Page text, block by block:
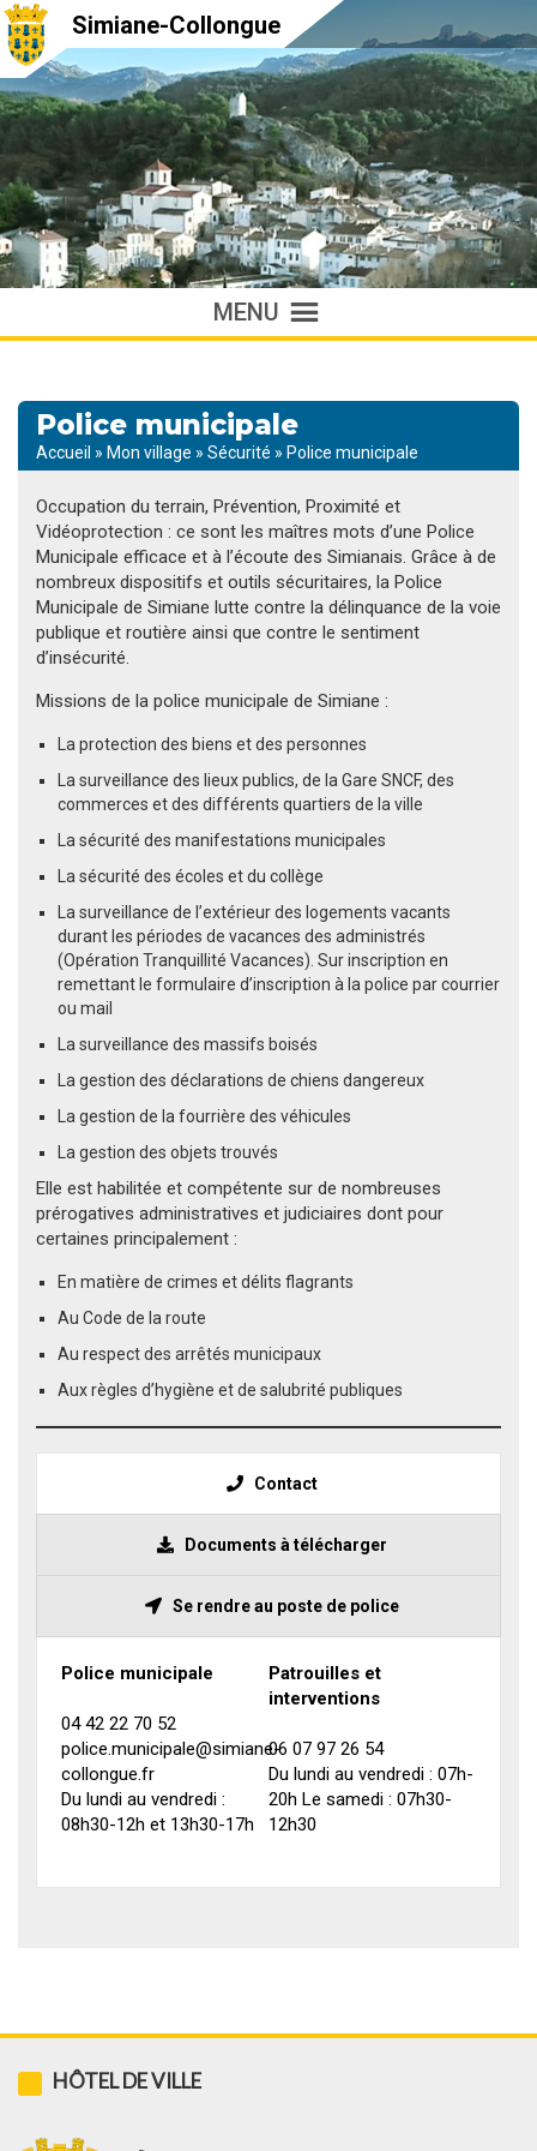
Simiane-Collongue
MENU
Police municipale
Accueil » Mon village » Sécurité » Police municipale
Occupation du terrain, Prévention, Proximité et
Vidéoprotection : ce sont les maîtres mots d’une Police
Municipale efficace et à l’écoute des Simianais. Grâce à de
nombreux dispositifs et outils sécuritaires, la Police
Municipale de Simiane lutte contre la délinquance de la voie
publique et routière ainsi que contre le sentiment
d’insécurité.
Missions de la police municipale de Simiane :
La protection des biens et des personnes
La surveillance des lieux publics, de la Gare SNCF, des
commerces et des différents quartiers de la ville
La sécurité des manifestations municipales
La sécurité des écoles et du collège
La surveillance de l’extérieur des logements vacants
durant les périodes de vacances des administrés
(Opération Tranquillité Vacances). Sur inscription en
remettant le formulaire d’inscription à la police par courrier
ou mail
La surveillance des massifs boisés
La gestion des déclarations de chiens dangereux
La gestion de la fourrière des véhicules
La gestion des objets trouvés
Elle est habilitée et compétente sur de nombreuses
prérogatives administratives et judiciaires dont pour
certaines principalement :
En matière de crimes et délits flagrants
Au Code de la route
Au respect des arrêtés municipaux
Aux règles d’hygiène et de salubrité publiques
Contact
Documents à télécharger
Se rendre au poste de police
Police municipale
04 42 22 70 52
police.municipale@simiane-
collongue.fr
Du lundi au vendredi :
08h30-12h et 13h30-17h
Patrouilles et
interventions
06 07 97 26 54
Du lundi au vendredi : 07h-
20h Le samedi : 07h30-
12h30
HÔTEL DE VILLE